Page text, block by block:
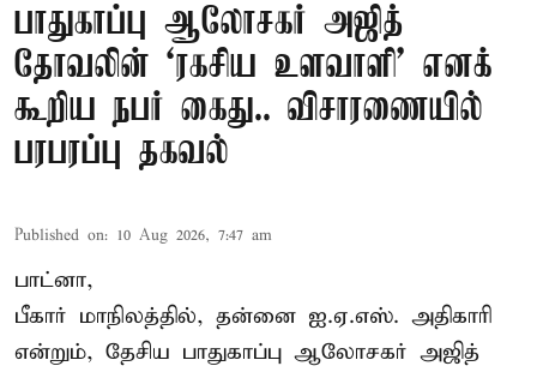
பாதுகாப்பு ஆலோசகர் அஜித்
தோவலின் ‘ரகசிய உளவாளி’ எனக்
கூறிய நபர் கைது.. விசாரணையில்
பரபரப்பு தகவல்
Published on: 10 Aug 2026, 7:47 am
பாட்னா,
பீகார் மாநிலத்தில், தன்னை ஐ.ஏ.எஸ். அதிகாரி
என்றும், தேசிய பாதுகாப்பு ஆலோசகர் அஜித்